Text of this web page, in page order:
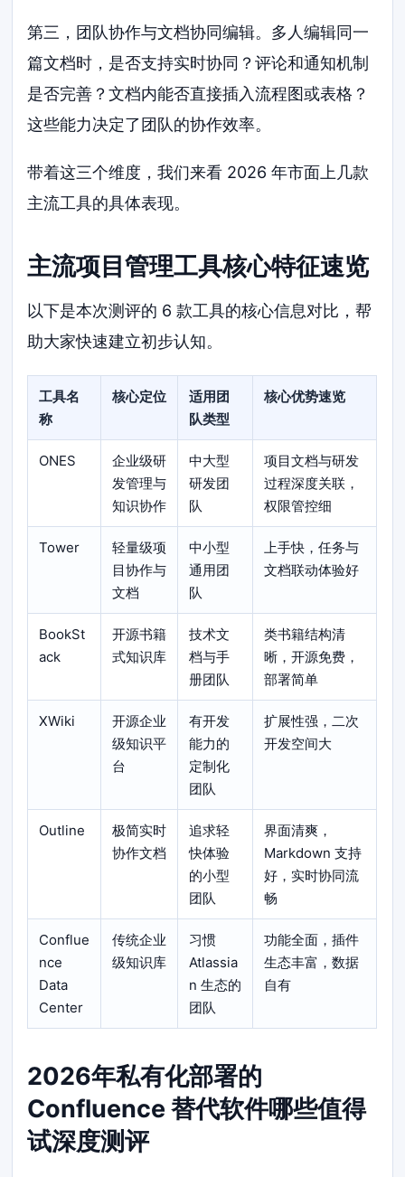
第三，团队协作与文档协同编辑。多人编辑同一
篇文档时，是否支持实时协同？评论和通知机制
是否完善？文档内能否直接插入流程图或表格？
这些能力决定了团队的协作效率。
带着这三个维度，我们来看 2026 年市面上几款
主流工具的具体表现。
主流项目管理工具核心特征速览
以下是本次测评的 6 款工具的核心信息对比，帮
助大家快速建立初步认知。
工具名
称
核心定位
适用团
队类型
核心优势速览
ONES
企业级研
发管理与
知识协作
中大型
研发团
队
项目文档与研发
过程深度关联，
权限管控细
Tower
轻量级项
目协作与
文档
中小型
通用团
队
上手快，任务与
文档联动体验好
BookSt
ack
开源书籍
式知识库
技术文
档与手
册团队
类书籍结构清
晰，开源免费，
部署简单
XWiki
开源企业
级知识平
台
有开发
能力的
定制化
团队
扩展性强，二次
开发空间大
Outline
极简实时
协作文档
追求轻
快体验
的小型
团队
界面清爽，
Markdown 支持
好，实时协同流
畅
Conflue
nce
Data
Center
传统企业
级知识库
习惯
Atlassia
n 生态的
团队
功能全面，插件
生态丰富，数据
自有
2026年私有化部署的
Confluence 替代软件哪些值得
试深度测评